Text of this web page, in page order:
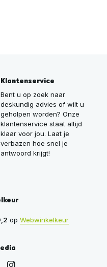
Klantenservice
Bent u op zoek naar
deskundig advies of wilt u
geholpen worden? Onze
klantenservice staat altijd
klaar voor jou. Laat je
verbazen hoe snel je
antwoord krijgt!
op Webwinkelkeur